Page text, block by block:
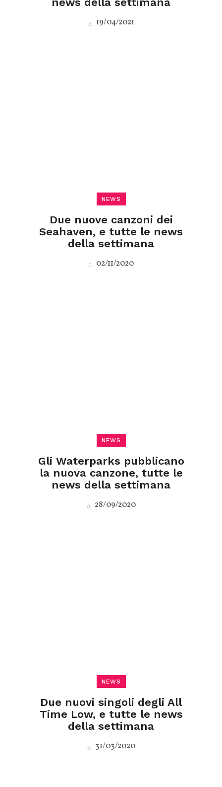
19/04/2021
NEWS
Due nuove canzoni dei
Seahaven, e tutte le news
della settimana
02/11/2020
NEWS
Gli Waterparks pubblicano
la nuova canzone, tutte le
news della settimana
28/09/2020
NEWS
Due nuovi singoli degli All
Time Low, e tutte le news
della settimana
31/03/2020